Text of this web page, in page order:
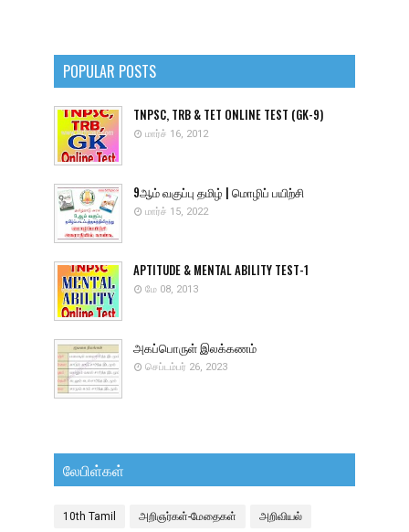
POPULAR POSTS
TNPSC, TRB & TET ONLINE TEST (GK-9)
மார்ச் 16, 2012
9ஆம் வகுப்பு தமிழ் | மொழிப் பயிற்சி
மார்ச் 15, 2022
APTITUDE & MENTAL ABILITY TEST-1
மே 08, 2013
அகப்பொருள் இலக்கணம்
செப்டம்பர் 26, 2023
லேபிள்கள்
10th Tamil அறிஞர்கள்-மேதைகள் அறிவியல்